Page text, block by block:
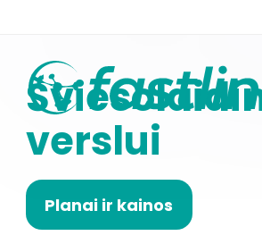
verslui
Planai ir kainos